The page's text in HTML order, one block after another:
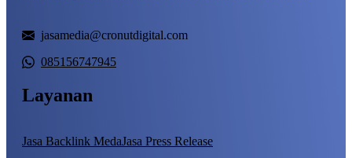
jasamedia@cronutdigital.com
085156747945
Layanan
Jasa Backlink MedaJasa Press Release